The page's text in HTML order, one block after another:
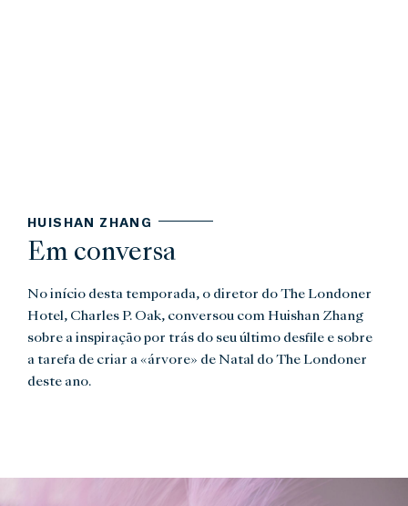
HUISHAN ZHANG
Em conversa
No início desta temporada, o diretor do The Londoner
Hotel, Charles P. Oak, conversou com Huishan Zhang
sobre a inspiração por trás do seu último desfile e sobre
a tarefa de criar a «árvore» de Natal do The Londoner
deste ano.